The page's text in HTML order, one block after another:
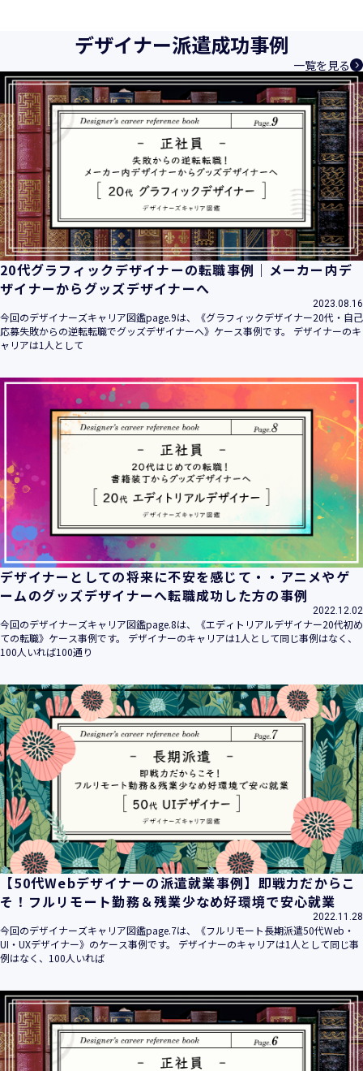
様、お取引先関係者の個人情報及び特定個人情報などを、人
材派遣サービス、人材紹介サービス、請負サービス、その
他、利用者の皆さまの「活躍の場の創造」と「就業の機会の
創出」に利用しています。また、従業者の情報及び特定個人
情報などを従業者管理に利用します。これらから当社にとっ
て個人情報及び特定個人情報の保護が重大な責務であると同
時に、個人情報などの保護を徹底することは企業の社会的責
務と認識しております。そこで、個人情報保護理念と自ら定
めた行動規範に基づき、社会的使命を十分に認識し、本人の
権利の保護、個人情報に関する法規制等を遵守致します。
また、以下に示す方針を具現化するための個人情報保護マネ
ジメントシステムを構築し、最新のＩＴ技術の動向、社会的
要請の変化、経営環境の変動等を常に認識しながら、その継
続的改善に、全社を挙げて取り組むことをここに宣言致しま
す。
当社は、事業の目的に適切な個人情報の取得・利用及び提供
を行い、特定された利用目的の達成に必要な範囲を超えた個
人情報の取扱いを行いません。また、そのための措置を講じ
当社は個人情報の取扱いに関する法令、国が定める指針その
他の規範を遵守致します。
当社は個人情報の漏えい、滅失、き損などのリスクに対して
は、合理的な安全対策を講じて防止する規程、体制を構築
し、継続的に向上させていきます。また、万一の際には速や
かに是正措置を講じます。
当社は個人情報取扱いに関する苦情及び相談に対しては、迅
速かつ誠実に対応致します。
個人情報保護マネジメントシステムは、当社を取り巻く環境
の変化と実情を踏まえ、適時・適切に見直して継続的に改善
をはかっていきます。
個人情報保護方針に関するお問合せ先 兼 個人情報に関する苦
情・相談窓口
株式会社 ユウクリ 個人情報保護管理責任者 安部 洋平
〒151-0073 東京都渋谷区笹塚1-55-7 マルエスファーストビ
ル 7F
info@y-create.co.jp
電話番号：03-6712-7970（土日休日を除く9:00～18:00）
平成16年 2月 1日
平成21年 3月23日 改訂
平成23年 4月 1日 改訂
平成26年 9月10日 改訂
平成27年 6月24日 改訂
平成28年11月 1日 改訂
平成30年 7月 1日 改訂
令和6年 5月 1日 改訂
令和7年 2月17日 改訂
株式会社ユウクリ（以下「当社」といいます。）が取得する
個人情報とは、個人の識別に係る以下の情報をいいます。
カード情報、ログインID、パスワード、ニックネーム、IPア
ドレス等において、特定の個人を識別できる情報
（他の情報と照合することができ、それにより特定の個人を
識別することができることとなるものを含みます。）
デザイナー派遣成功事例
一覧を見る
20代グラフィックデザイナーの転職事例｜メーカー内デ
ザイナーからグッズデザイナーへ
2023.08.16
今回のデザイナーズキャリア図鑑page.9は、《グラフィックデザイナー20代・自己
応募失敗からの逆転転職でグッズデザイナーへ》ケース事例です。 デザイナーのキ
ャリアは1人として
デザイナーとしての将来に不安を感じて・・アニメやゲ
ームのグッズデザイナーへ転職成功した方の事例
2022.12.02
今回のデザイナーズキャリア図鑑page.8は、《エディトリアルデザイナー20代初め
ての転職》ケース事例です。 デザイナーのキャリアは1人として同じ事例はなく、
100人いれば100通り
【50代Webデザイナーの派遣就業事例】即戦力だからこ
そ！フルリモート勤務＆残業少なめ好環境で安心就業
2022.11.28
今回のデザイナーズキャリア図鑑page.7は、《フルリモート長期派遣50代Web・
UI・UXデザイナー》のケース事例です。 デザイナーのキャリアは1人として同じ事
例はなく、100人いれば